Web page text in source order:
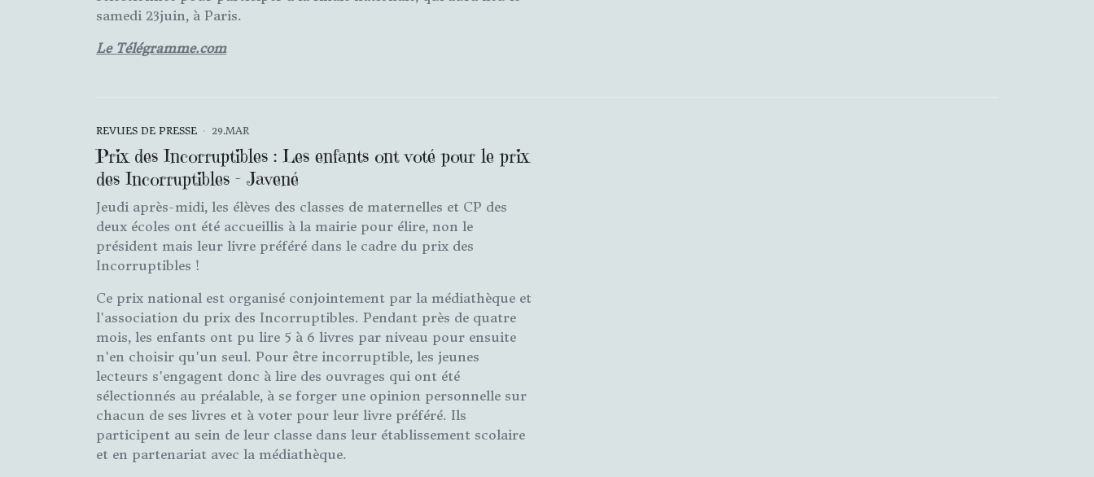
samedi 23juin, à Paris.
Le Télégramme.com
REVUES DE PRESSE 29.MAR
Prix des Incorruptibles : Les enfants ont voté pour le prix
des Incorruptibles - Javené
Jeudi après-midi, les élèves des classes de maternelles et CP des
deux écoles ont été accueillis à la mairie pour élire, non le
président mais leur livre préféré dans le cadre du prix des
Incorruptibles !
Ce prix national est organisé conjointement par la médiathèque et
l'association du prix des Incorruptibles. Pendant près de quatre
mois, les enfants ont pu lire 5 à 6 livres par niveau pour ensuite
n'en choisir qu'un seul. Pour être incorruptible, les jeunes
lecteurs s'engagent donc à lire des ouvrages qui ont été
sélectionnés au préalable, à se forger une opinion personnelle sur
chacun de ses livres et à voter pour leur livre préféré. Ils
participent au sein de leur classe dans leur établissement scolaire
et en partenariat avec la médiathèque.